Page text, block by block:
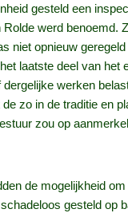
gesteld een
werd benoemd.
niet opnieuw
laatste deel van
werken
zo in de traditie en
zou op
de mogelijkheid
gesteld op